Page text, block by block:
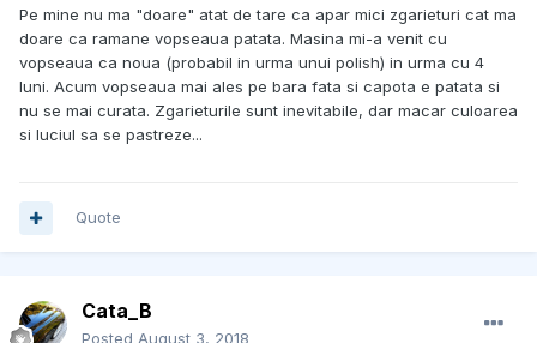
Pe mine nu ma "doare" atat de tare ca apar mici zgarieturi cat ma
doare ca ramane vopseaua patata. Masina mi-a venit cu
vopseaua ca noua (probabil in urma unui polish) in urma cu 4
luni. Acum vopseaua mai ales pe bara fata si capota e patata si
nu se mai curata. Zgarieturile sunt inevitabile, dar macar culoarea
si luciul sa se pastreze...
Quote
Cata_B
Posted August 3, 2018